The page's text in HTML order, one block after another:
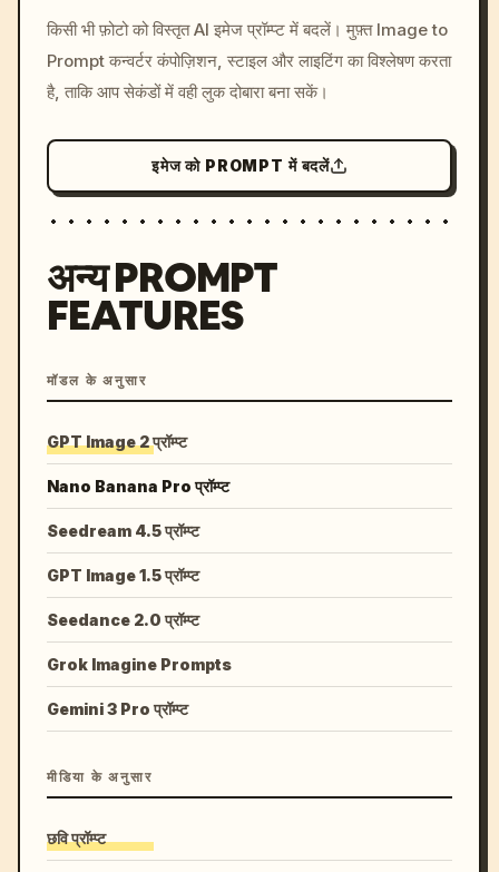
c, cyberpunk sunset, neon
colors, 8k --v 6.0
किसी भी फ़ोटो को विस्तृत AI इमेज प्रॉम्प्ट में बदलें। मुफ़्त Image to
Prompt कन्वर्टर कंपोज़िशन, स्टाइल और लाइटिंग का विश्लेषण करता
है, ताकि आप सेकंडों में वही लुक दोबारा बना सकें।
इमेज को PROMPT में बदलें
अन्य PROMPT
FEATURES
मॉडल के अनुसार
GPT Image 2 प्रॉम्प्ट
Nano Banana Pro प्रॉम्प्ट
Seedream 4.5 प्रॉम्प्ट
GPT Image 1.5 प्रॉम्प्ट
Seedance 2.0 प्रॉम्प्ट
Grok Imagine Prompts
Gemini 3 Pro प्रॉम्प्ट
मीडिया के अनुसार
छवि प्रॉम्प्ट